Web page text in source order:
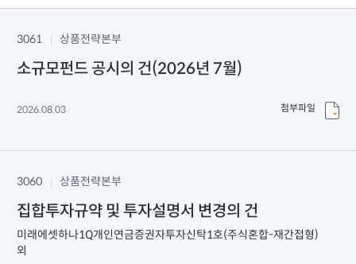
3061 상품전략본부
소규모펀드 공시의 건(2026년 7월)
2026.08.03 첨부파일
3060 상품전략본부
집합투자규약 및 투자설명서 변경의 건
미래에셋하나1Q개인연금증권자투자신탁1호(주식혼합-재간접형)
외